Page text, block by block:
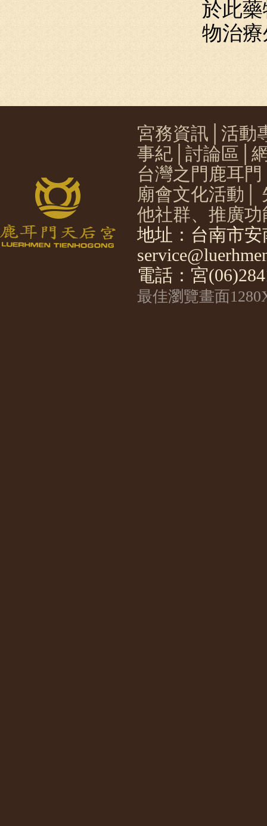
於此
物治
宮務資訊
活動
事紀
討論區
台灣之門鹿耳門
廟會文化活動
他社群、推廣功
地址：台南市
電話：宮
最佳瀏覽畫面